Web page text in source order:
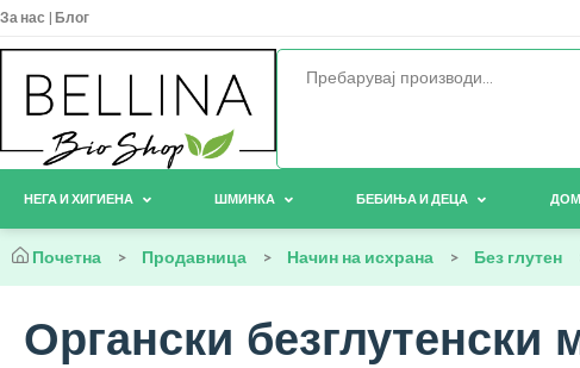
За нас | Блог
НЕГА И ХИГИЕНА ШМИНКА БЕБИЊА И ДЕЦА
Почетна > Продавница > Начин на исхрана > Без глутен
Органски